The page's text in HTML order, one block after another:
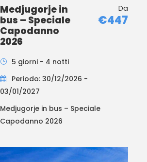
Medjugorje in
bus – Speciale
Capodanno
2026
Da
€447
5 giorni - 4 notti
Periodo: 30/12/2026 -
03/01/2027
Medjugorje in bus – Speciale
Capodanno 2026